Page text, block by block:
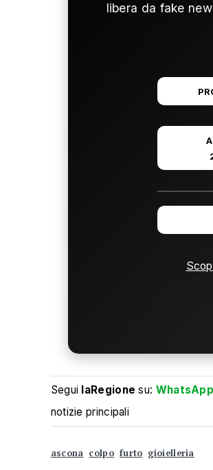
libera da fake
Segui laRegione su: WhatsApp
notizie principali
ascona colpo furto gioielleria